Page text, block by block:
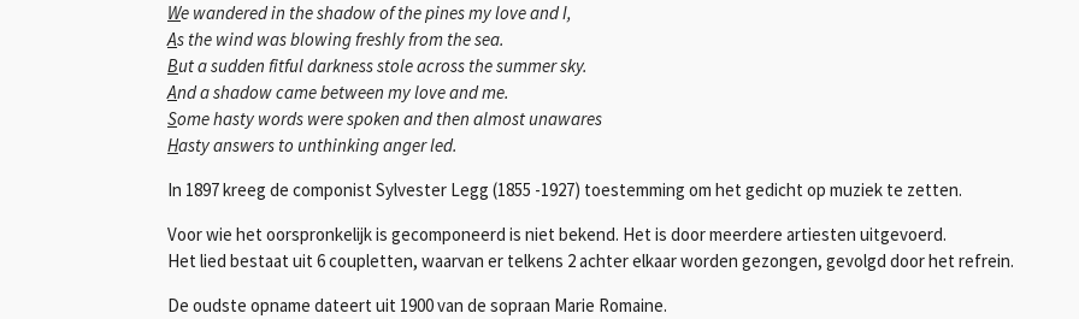
We wandered in the shadow of the pines my love and I,
As the wind was blowing freshly from the sea.
But a sudden fitful darkness stole across the summer sky.
And a shadow came between my love and me.
Some hasty words were spoken and then almost unawares
Hasty answers to unthinking anger led.
In 1897 kreeg de componist Sylvester Legg (1855 -1927) toestemming om het gedicht op muziek te zetten.
Voor wie het oorspronkelijk is gecomponeerd is niet bekend. Het is door meerdere artiesten uitgevoerd.
Het lied bestaat uit 6 coupletten, waarvan er telkens 2 achter elkaar worden gezongen, gevolgd door het refrein.
De oudste opname dateert uit 1900 van de sopraan Marie Romaine.